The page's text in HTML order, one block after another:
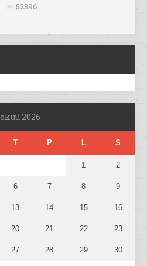
52396
2026
T P L S
1 2
6 7 8 9
13 14 15 16
20 21 22 23
27 28 29 30